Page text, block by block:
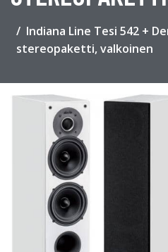
Indiana Line Tesi 542 +
stereopaketti, valkoinen